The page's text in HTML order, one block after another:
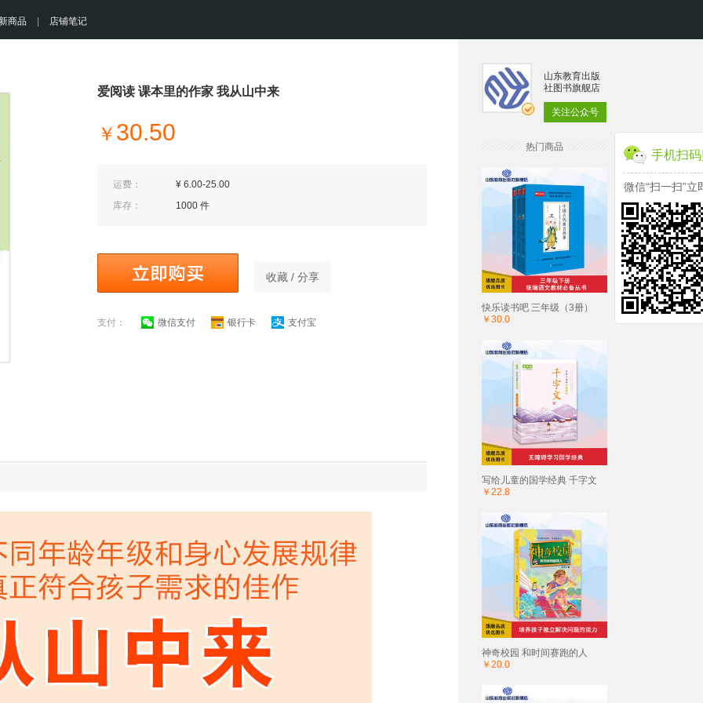
商品 店铺笔记
爱阅读 课本里的作家 我从山中来
￥ 30.50
运费：
¥ 6.00-25.00
库存：
1000 件
收藏 / 分享
支付： 微信支付 银行卡 支付宝
山东教育出版
社图书旗舰店
关注公众号
热门商品
快乐读书吧 三年级（3册）
￥30.0
写给儿童的国学经典 千字文
￥22.8
神奇校园 和时间赛跑的人
￥20.0
手机扫
微信“扫一扫”立